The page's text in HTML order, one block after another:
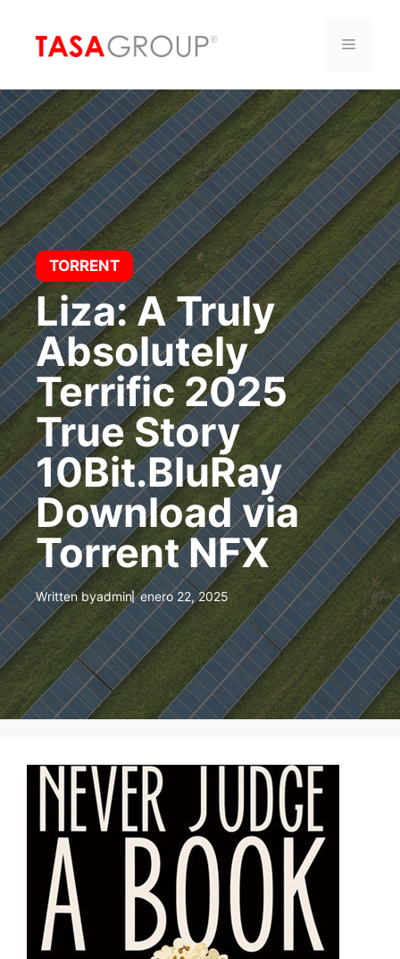
contenido
Menú
TORRENT
Liza: A Truly
Absolutely
Terrific 2025
True Story
10Bit.BluRay
Download via
Torrent NFX
Written byadmin enero 22, 2025